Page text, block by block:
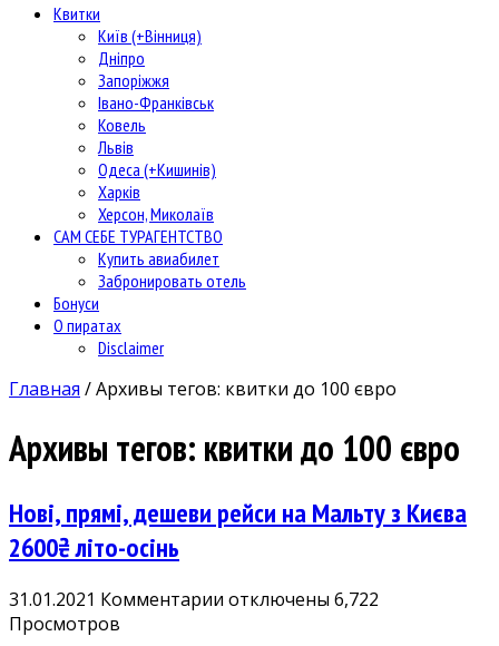
Квитки
Київ (+Вінниця)
Дніпро
Запоріжжя
Івано-Франківськ
Ковель
Львів
Одеса (+Кишинів)
Харків
Херсон, Миколаїв
САМ СЕБЕ ТУРАГЕНТСТВО
Купить авиабилет
Забронировать отель
Бонуси
О пиратах
Disclaimer
Главная /Архивы тегов: квитки до 100 євро
Архивы тегов: квитки до 100 євро
Нові, прямі, дешеви рейси на Мальту з Києва
2600₴ літо-осінь
31.01.2021 Комментарии котключены 6,722
Просмотров